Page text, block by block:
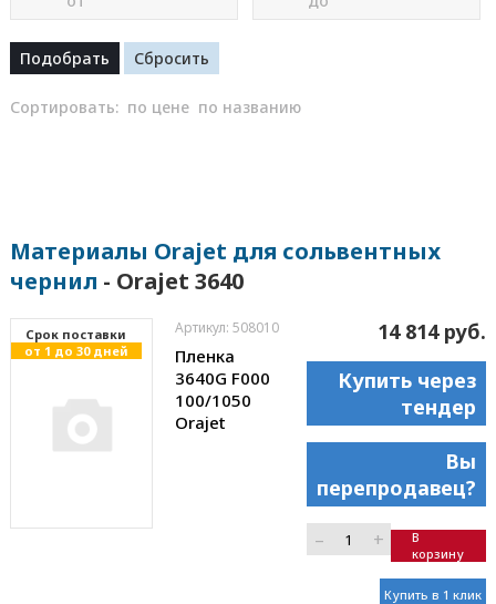
Сортировать: по цене по названию
Материалы Orajet для сольвентных
чернил - Orajet 3640
Cрок поставки
от 1 до 30 дней
Артикул: 508010
Пленка
3640G F000
100/1050
Orajet
14 814 руб.
Купить через
тендер
Вы
перепродавец?
– +
В
корзину
Купить в 1 клик